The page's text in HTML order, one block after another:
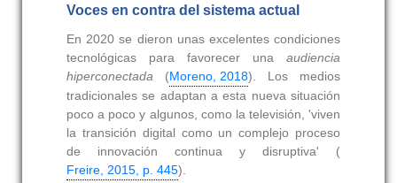
Voces en contra del sistema actual
En 2020 se dieron unas excelentes condiciones
tecnológicas para favorecer unaaudiencia
hiperconectada (Moreno, 2018). Los medios
tradicionales se adaptan a esta nueva situación
poco a poco y algunos, como la televisión, 'viven
la transición digital como un complejo proceso
de innovación continua y disruptiva' (
Freire, 2015, p. 445).